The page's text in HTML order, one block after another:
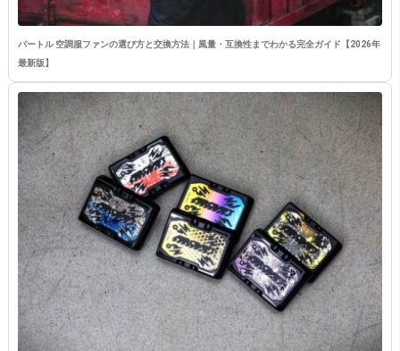
バートル 空調服ファンの選び方と交換方法｜風量・互換性までわかる完全ガイド【2026年
最新版】